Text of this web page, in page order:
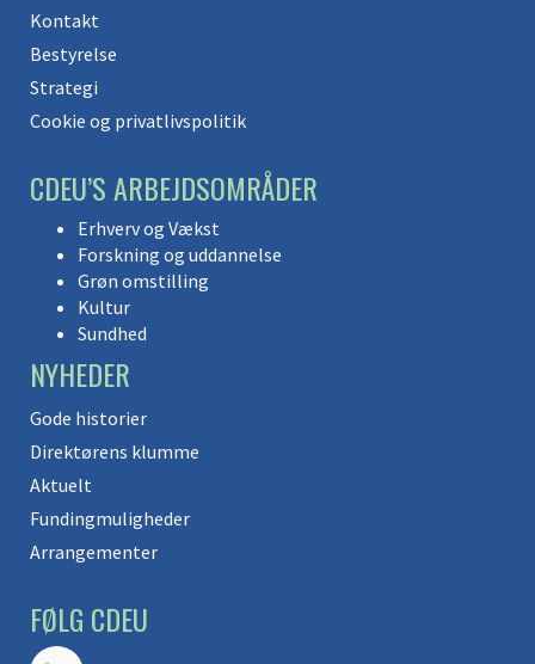
Kontakt
Bestyrelse
Strategi
Cookie og privatlivspolitik
CDEU’S ARBEJDSOMRÅDER
Erhverv og Vækst
Forskning og uddannelse
Grøn omstilling
Kultur
Sundhed
NYHEDER
Gode historier
Direktørens klumme
Aktuelt
Fundingmuligheder
Arrangementer
FØLG CDEU